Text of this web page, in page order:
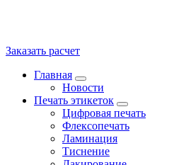
Заказать расчет
Главная
Новости
Печать этикеток
Цифровая печать
Флексопечать
Ламинация
Тиснение